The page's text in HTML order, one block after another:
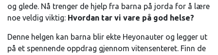
og glede. Nå trenger de hjelp fra barna på jorda for å lære
noe veldig viktig: Hvordan tar vi vare på god helse?
Denne helgen kan barna blir ekte Heyonauter og legger ut
på et spennende oppdrag gjennom vitensenteret. Finn de